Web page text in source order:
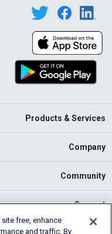
Products & Services
Company
Community
Support
free, enhance
and traffic. By